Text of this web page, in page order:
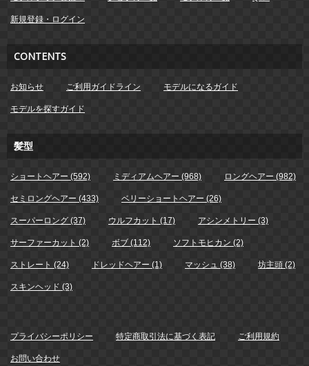
新規登録・ログイン
CONTENTS
お知らせ ご利用ガイドライン モデルになるガイド
モデルを探すガイド
髪型
ショートヘアー (592) ミディアムヘアー (968) ロングヘアー (982)
セミロングヘアー (433) ベリーショートヘアー (26)
スーパーロング (37) ウルフカット (17) アシンメトリー (3)
サーファーカット (2) ボブ (112) ソフトモヒカン (2)
ストレート (24) ドレッドヘアー (1) マッシュ (38) 坊主頭 (2)
スキンヘッド (3)
プライバシーポリシー 特定商取引法に基づく表記 ご利用規約
お問い合わせ